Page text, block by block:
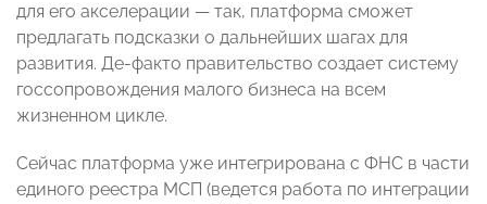
для его акселерации — так, платформа сможет
предлагать подсказки о дальнейших шагах для
развития. Де-факто правительство создает систему
госсопровождения малого бизнеса на всем
жизненном цикле.
Сейчас платформа уже интегрирована с ФНС в части
единого реестра МСП (ведется работа по интеграции